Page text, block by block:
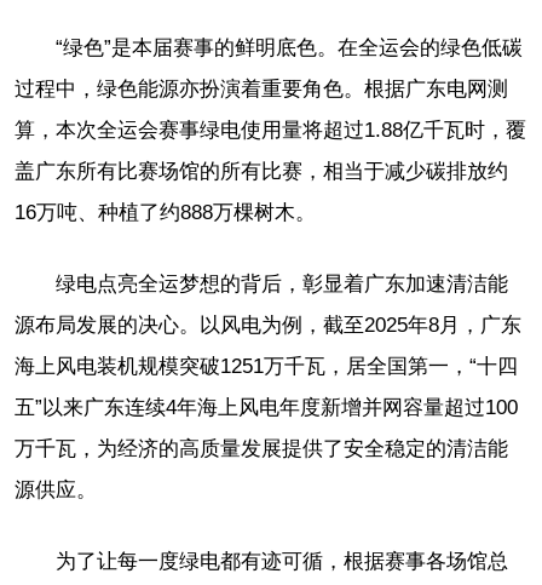
“绿色”是本届赛事的鲜明底色。在全运会的绿色低碳
过程中，绿色能源亦扮演着重要角色。根据广东电网测
算，本次全运会赛事绿电使用量将超过1.88亿千瓦时，覆
盖广东所有比赛场馆的所有比赛，相当于减少碳排放约
16万吨、种植了约888万棵树木。
绿电点亮全运梦想的背后，彰显着广东加速清洁能
源布局发展的决心。以风电为例，截至2025年8月，广东
海上风电装机规模突破1251万千瓦，居全国第一，“十四
五”以来广东连续4年海上风电年度新增并网容量超过100
万千瓦，为经济的高质量发展提供了安全稳定的清洁能
源供应。
为了让每一度绿电都有迹可循，根据赛事各场馆总